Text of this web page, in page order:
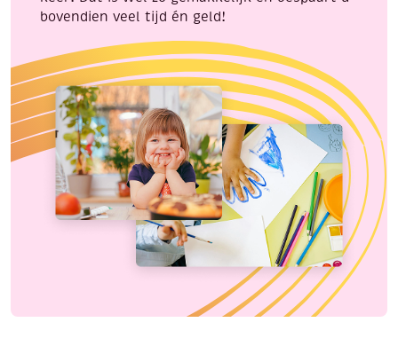
bovendien veel tijd én geld!